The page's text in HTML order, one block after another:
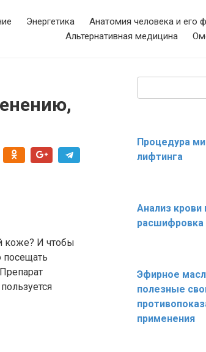
Энергетика
Анатомия человека и его
Альтернативная медицина
коже? И чтобы
посещать
Процедура
лифтинга
Анализ крови
расшифровка
Эфирное
полезные
применения